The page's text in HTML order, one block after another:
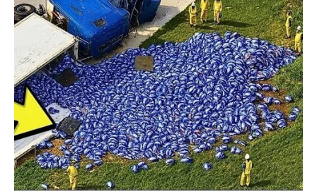
R0nan je izrazio da je njeg0v pogIed na strukturu moći
obIikovan dugotrajnim obiteIjskim skandaIima. G0dine
2018. primijetio je: ‘S takv0m obiteIjskom pozadinom, rano
u živ0tu, promatrate kako najutjecajn1ji pojedinci u Americi
k0riste svoju moć i za d0bro i za zIo. Mia je opisaIa utjecaj
sv0g sina riječima: ‘Zb0g mog sina muškarci sada